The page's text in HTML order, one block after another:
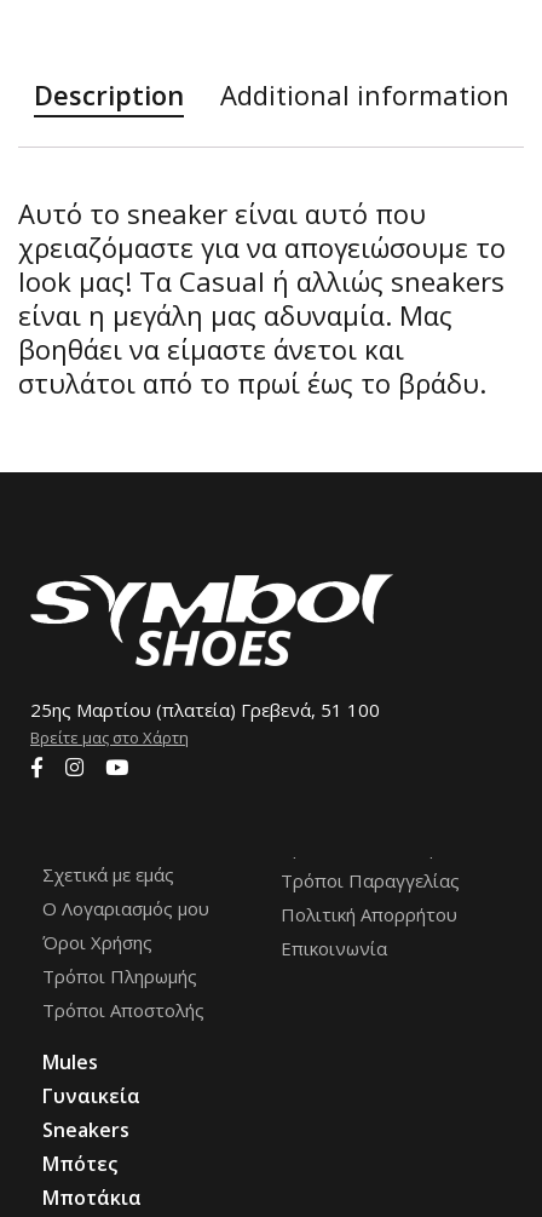
Description Additional information
Αυτό το sneaker είναι αυτό που
χρειαζόμαστε για να απογειώσουμε το
look μας! Τα Casual ή αλλιώς sneakers
είναι η μεγάλη μας αδυναμία. Μας
βοηθάει να είμαστε άνετοι και
στυλάτοι από το πρωί έως το βράδυ.
25ης Μαρτίου (πλατεία) Γρεβενά, 51 100
Βρείτε μας στο Χάρτη
Σχετικά με εμάς
Ο Λογαριασμός μου
Όροι Χρήσης
Τρόποι Πληρωμής
Τρόποι Αποστολής
Τρόποι Παραγγελίας
Πολιτική Απορρήτου
Επικοινωνία
Mules
Γυναικεία
Sneakers
Μπότες
Μποτάκια